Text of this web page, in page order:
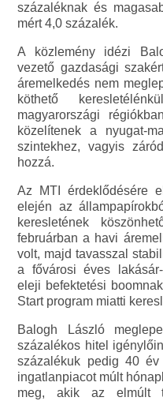
százaléknak és
mért 4,0 százalék.
A közlemény idézi
vezető gazdasági
áremelkedés nem
köthető
magyarországi
közelítenek a nyugat-
szintekhez, vagyis
hozzá.
Az MTI érdeklődésére
elején az
keresletének
februárban a havi
volt, majd tavasszal
a fővárosi éves
eleji befektetési
Start program miatti
Balogh László
százalékos hitel
százalékuk pedig 40
ingatlanpiacot múlt
meg, akik az elmúlt